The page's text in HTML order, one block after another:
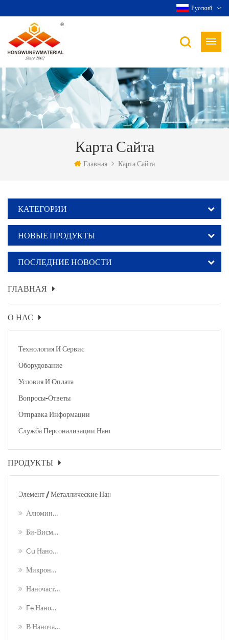
Русский
Карта Сайта
Главная Карта Сайта
КАТЕГОРИИ
НОВЫЕ ПРОДУКТЫ
ПОСЛЕДНИЕ НОВОСТИ
ГЛАВНАЯ
О НАС
Технология И Сервис
Оборудование
Условия И Оплата
Вопросы-Ответы
Отправка Информации
Служба Персонализации Наночастиц
ПРОДУКТЫ
Элемент / Металлические Наночастицы
Алюминиевые Наночастицы
Би-Висмутовые Наночастицы
Cu Наночастицы Меди
Микронные Медные Порошки
Наночастицы Кобальта
Fe Нанопорошки Железа
В Наночастицах Индия